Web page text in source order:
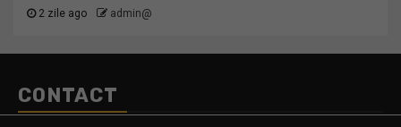
2 zile ago admin@
CONTACT